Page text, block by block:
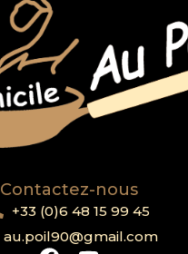
Contactez-nous
+33 (0)6 48 15 99 45
au.poil90@gmail.com